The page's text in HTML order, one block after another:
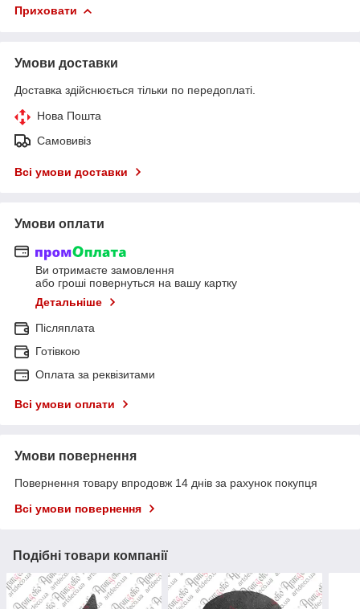
Приховати
Умови доставки
Доставка здійснюється тільки по передоплаті.
Нова Пошта
Самовивіз
Всі умови доставки
Умови оплати
Ви отримаєте замовлення
або гроші повернуться на вашу картку
Детальніше
Післяплата
Готівкою
Оплата за реквізитами
Всі умови оплати
Умови повернення
Повернення товару впродовж 14 днів за рахунок покупця
Всі умови повернення
Подібні товари компанії